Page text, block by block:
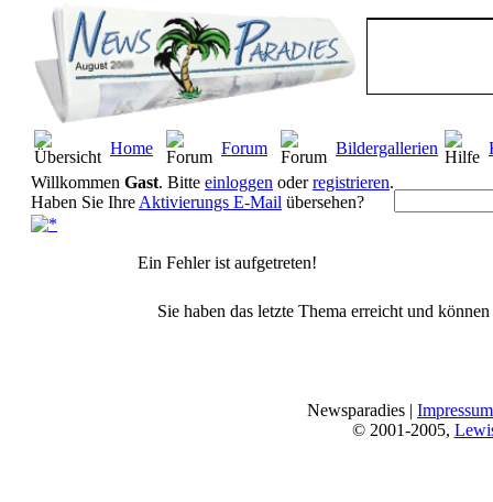
Home Forum Bildergallerien
Willkommen Gast. Bitte einloggen oderregistrieren.
Haben Sie Ihre Aktivierungs E-Mail übersehen?
Ein Fehler ist aufgetreten!
Sie haben das letzte Thema erreicht und
Newsparadies | Impressum
© 2001-2005,